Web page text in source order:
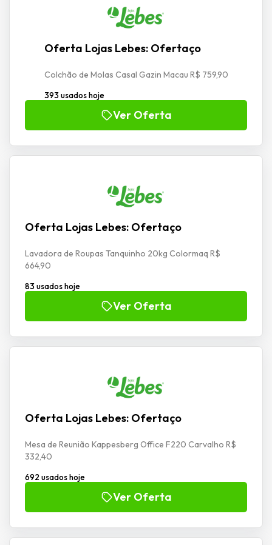
Oferta Lojas Lebes: Ofertaço
Colchão de Molas Casal Gazin Macau R$ 759,90
393 usados hoje
Ver Oferta
Oferta Lojas Lebes: Ofertaço
Lavadora de Roupas Tanquinho 20kg Colormaq R$
664,90
83 usados hoje
Ver Oferta
Oferta Lojas Lebes: Ofertaço
Mesa de Reunião Kappesberg Office F220 Carvalho R$
332,40
692 usados hoje
Ver Oferta